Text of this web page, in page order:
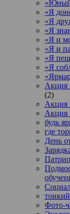
«Юный
«Я
«Я
«Я
«Я и
«Я и
«Я
«Я
Акция
(2)
Акция
Акция
будь
где
День
Фото-